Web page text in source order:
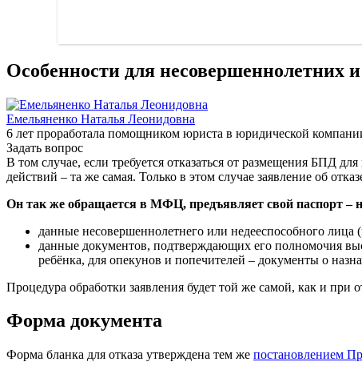
Особенности для несовершеннолетних
Емельяненко Наталья Леонидовна
6 лет проработала помощником юриста в юридической
Задать вопрос
В том случае, если требуется отказаться от размещения БПД
действий – та же самая. Только в этом случае заявление об
Он так же обращается в МФЦ, предъявляет свой паспорт –
данные несовершеннолетнего или недееспособного
данные документов, подтверждающих его полномочия
ребёнка, для опекунов и попечителей – документы о
Процедура обработки заявления будет той же самой, как и при
Форма документа
Форма бланка для отказа утверждена тем же постановлением